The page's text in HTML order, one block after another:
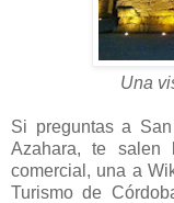
Una
Si preguntas a
Azahara, te salen
comercial, una a
Turismo de